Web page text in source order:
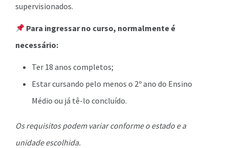
supervisionados.
Para ingressar no curso, normalmente é
necessário:
Ter 18 anos completos;
Estar cursando pelo menos o 2º ano do Ensino
Médio ou já tê-lo concluído.
Os requisitos podem variar conforme o estado e a
unidade escolhida.